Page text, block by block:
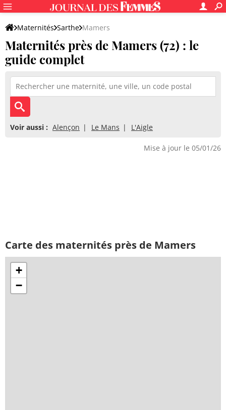
Maternités Sarthe Mamers
Maternités près de Mamers (72) : le
guide complet
Voir aussi : Alençon Le Mans L'Aigle
Mise à jour le 05/01/26
Carte des maternités près de Mamers
+
−